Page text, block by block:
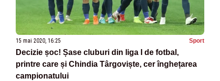
15 mai 2020, 16:25 Sport
Decizie șoc! Șase cluburi din liga I de fotbal,
printre care și Chindia Târgoviște, cer înghețarea
campionatului